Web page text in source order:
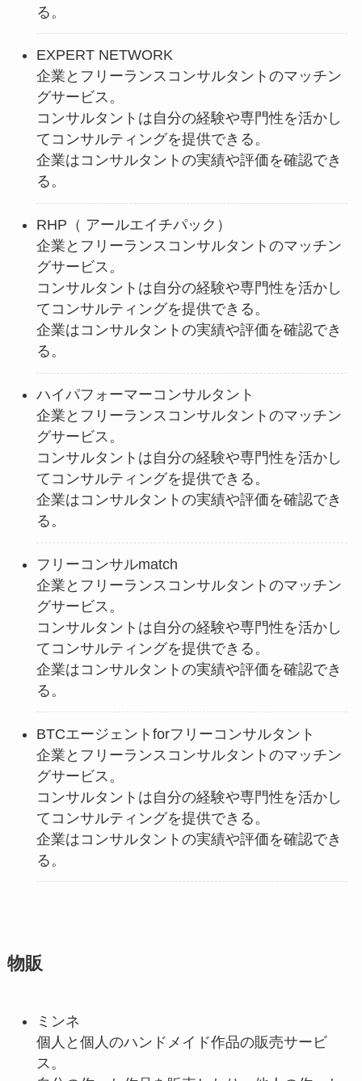
る。
EXPERT NETWORK
企業とフリーランスコンサルタントのマッチン
グサービス。
コンサルタントは自分の経験や専門性を活かし
てコンサルティングを提供できる。
企業はコンサルタントの実績や評価を確認でき
る。
RHP（ アールエイチパック）
企業とフリーランスコンサルタントのマッチン
グサービス。
コンサルタントは自分の経験や専門性を活かし
てコンサルティングを提供できる。
企業はコンサルタントの実績や評価を確認でき
る。
ハイパフォーマーコンサルタント
企業とフリーランスコンサルタントのマッチン
グサービス。
コンサルタントは自分の経験や専門性を活かし
てコンサルティングを提供できる。
企業はコンサルタントの実績や評価を確認でき
る。
フリーコンサルmatch
企業とフリーランスコンサルタントのマッチン
グサービス。
コンサルタントは自分の経験や専門性を活かし
てコンサルティングを提供できる。
企業はコンサルタントの実績や評価を確認でき
る。
BTCエージェントforフリーコンサルタント
企業とフリーランスコンサルタントのマッチン
グサービス。
コンサルタントは自分の経験や専門性を活かし
てコンサルティングを提供できる。
企業はコンサルタントの実績や評価を確認でき
る。
物販
ミンネ
個人と個人のハンドメイド作品の販売サービ
ス。